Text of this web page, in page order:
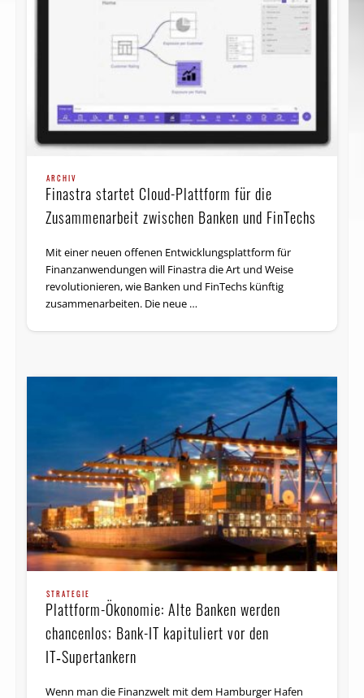
ARCHIV
Finastra startet Cloud-Plattform für die
Zusammenarbeit zwischen Banken und FinTechs
Mit einer neuen offenen Entwicklungsplattform für
Finanzanwendungen will Finastra die Art und Weise
revolutionieren, wie Banken und FinTechs künftig
zusammenarbeiten. Die neue …
STRATEGIE
Plattform-Ökonomie: Alte Banken werden
chancenlos; Bank-IT kapituliert vor den
IT‑Supertankern
Wenn man die Finanzwelt mit dem Hamburger Hafen